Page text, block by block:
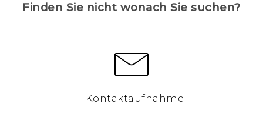
Finden Sie nicht wonach Sie suchen?
Kontaktaufnahme